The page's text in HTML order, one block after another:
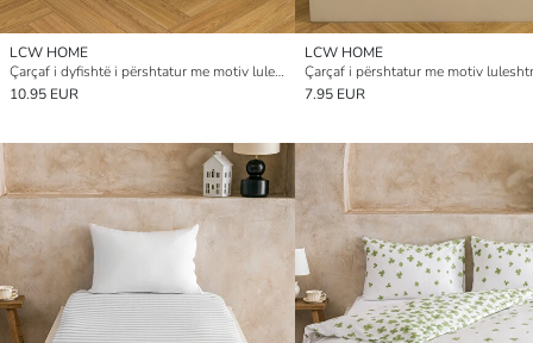
LCW HOME
Çarçaf i dyfishtë i përshtatur me motiv lulesh
10.95 EUR
LCW HOME
7.95 EUR